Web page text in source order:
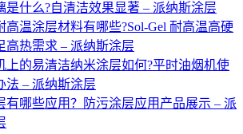
是什么?自清洁效果显著 – 派纳斯涂层
高温涂层材料有哪些?Sol-Gel 耐高温高硬
高热需求 – 派纳斯涂层
上的易清洁纳米涂层如何?平时油烟机使
法 – 派纳斯涂层
有哪些应用？防污涂层应用产品展示 – 派